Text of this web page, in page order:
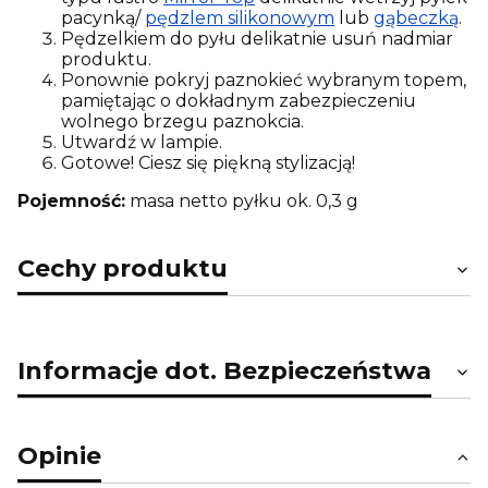
pacynką/ pędzlem silikonowym lub gąbeczką.
Pędzelkiem do pyłu delikatnie usuń nadmiar
produktu.
Ponownie pokryj paznokieć wybranym topem,
pamiętając o dokładnym zabezpieczeniu
wolnego brzegu paznokcia.
Utwardź w lampie.
Gotowe! Ciesz się piękną stylizacją!
Pojemność: masa netto pyłku ok. 0,3 g
Cechy produktu
Informacje dot. Bezpieczeństwa
Opinie